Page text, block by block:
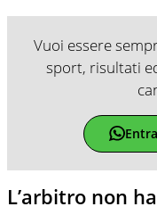
Vuoi essere
sport, risultati
L’arbitro non